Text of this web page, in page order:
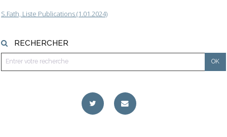
S.Fath, Liste Publications (1.01.2024)
RECHERCHER